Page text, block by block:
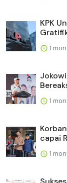
KPK
1
1
capai
1